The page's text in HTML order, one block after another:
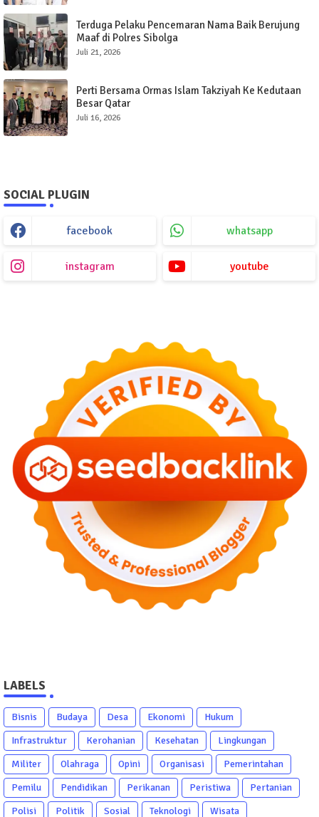
Terduga Pelaku Pencemaran Nama Baik Berujung
Maaf di Polres Sibolga
Juli 21, 2026
Perti Bersama Ormas Islam Takziyah Ke Kedutaan
Besar Qatar
Juli 16, 2026
SOCIAL PLUGIN
facebook whatsapp
instagram youtube
LABELS
Bisnis Budaya Desa Ekonomi
Hukum
Infrastruktur
Kerohanian Kesehatan
Lingkungan
Militer
Olahraga Opini Organisasi
Pemerintahan
Pemilu
Pendidikan Perikanan Peristiwa
Pertanian
Polisi
Politik Sosial Teknologi Wisata